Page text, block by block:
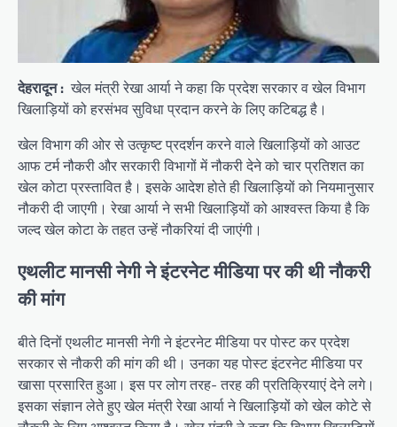
देहरादून :खेल मंत्री रेखा आर्या ने कहा कि प्रदेश सरकार व खेल विभाग
खिलाड़ियों को हरसंभव सुविधा प्रदान करने के लिए कटिबद्ध है।
खेल विभाग की ओर से उत्कृष्ट प्रदर्शन करने वाले खिलाड़ियों को आउट
आफ टर्म नौकरी और सरकारी विभागों में नौकरी देने को चार प्रतिशत का
खेल कोटा प्रस्तावित है। इसके आदेश होते ही खिलाड़ियों को नियमानुसार
नौकरी दी जाएगी। रेखा आर्या ने सभी खिलाड़ियों को आश्वस्त किया है कि
जल्द खेल कोटा के तहत उन्हें नौकरियां दी जाएंगी।
एथलीट मानसी नेगी ने इंटरनेट मीडिया पर की थी नौकरी
की मांग
बीते दिनों एथलीट मानसी नेगी ने इंटरनेट मीडिया पर पोस्ट कर प्रदेश
सरकार से नौकरी की मांग की थी। उनका यह पोस्ट इंटरनेट मीडिया पर
खासा प्रसारित हुआ। इस पर लोग तरह- तरह की प्रतिक्रियाएं देने लगे।
इसका संज्ञान लेते हुए खेल मंत्री रेखा आर्या ने खिलाड़ियों को खेल कोटे से